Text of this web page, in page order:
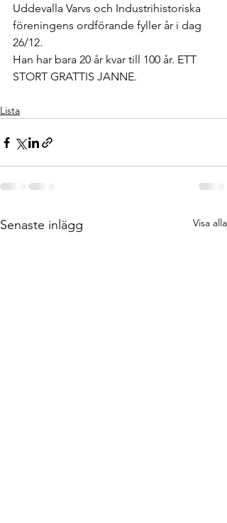
Uddevalla Varvs och Industrihistoriska
föreningens ordförande fyller år i dag
26/12.
Han har bara 20 år kvar till 100 år. ETT
STORT GRATTIS JANNE.
Lista
Senaste inlägg Visa alla